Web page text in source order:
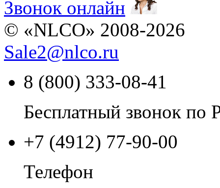
Звонок онлайн
© «NLCO» 2008-2026
Sale2@nlco.ru
8 (800) 333-08-41
Бесплатный звонок по
+7 (4912) 77-90-00
Телефон